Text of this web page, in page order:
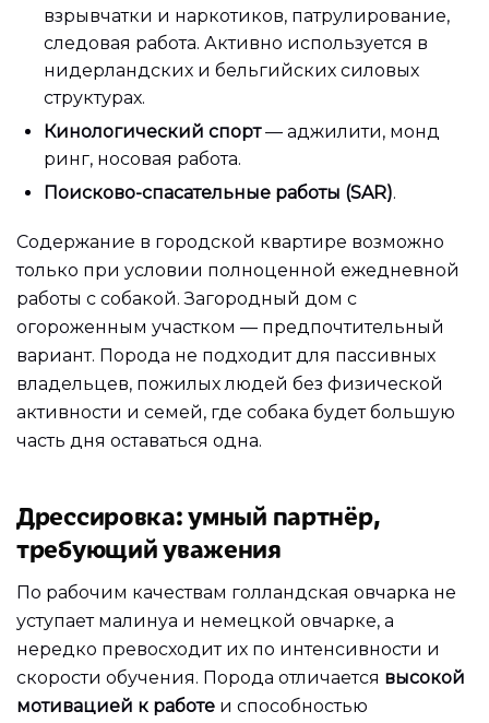
взрывчатки и наркотиков, патрулирование,
следовая работа. Активно используется в
нидерландских и бельгийских силовых
структурах.
Кинологический спорт— аджилити, монд
ринг, носовая работа.
Поисково-спасательные работы (SAR).
Содержание в городской квартире возможно
только при условии полноценной ежедневной
работы с собакой. Загородный дом с
огороженным участком — предпочтительный
вариант. Порода не подходит для пассивных
владельцев, пожилых людей без физической
активности и семей, где собака будет большую
часть дня оставаться одна.
Дрессировка: умный партнёр,
требующий уважения
По рабочим качествам голландская овчарка не
уступает малинуа и немецкой овчарке, а
нередко превосходит их по интенсивности и
скорости обучения. Порода отличается высокой
мотивацией к работе и способностью